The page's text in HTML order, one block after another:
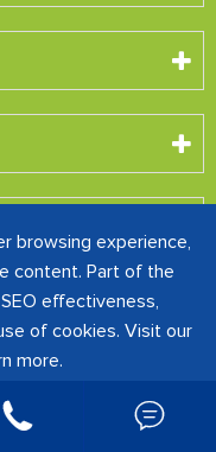
CREATIVE
 
browsing experience,
content. Part of the
effectiveness,
of cookies. Visit our
more.